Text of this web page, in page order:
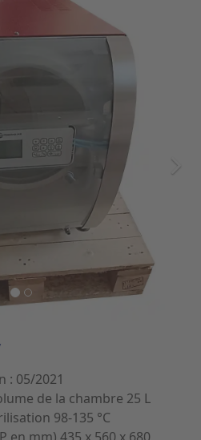
: 05/2021
de la chambre 25 L
98-135 °C